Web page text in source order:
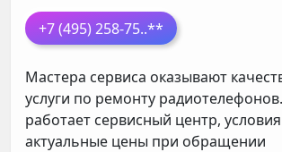
+7 (495) 258-75..**
Мастера сервиса оказывают
услуги по ремонту
работает сервисный центр,
актуальные цены при обращении